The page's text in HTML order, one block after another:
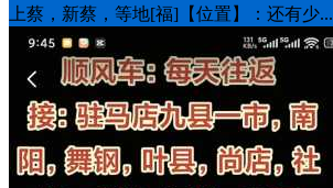
上蔡，新蔡，等地[福]【位置】：还有少...